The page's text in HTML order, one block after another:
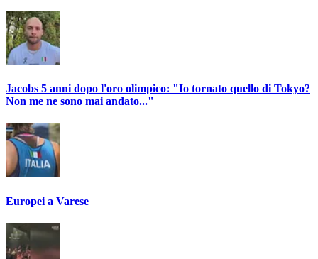
Jacobs 5 anni dopo l'oro olimpico: "Io tornato quello di Tokyo?
Non me ne sono mai andato..."
Europei a Varese